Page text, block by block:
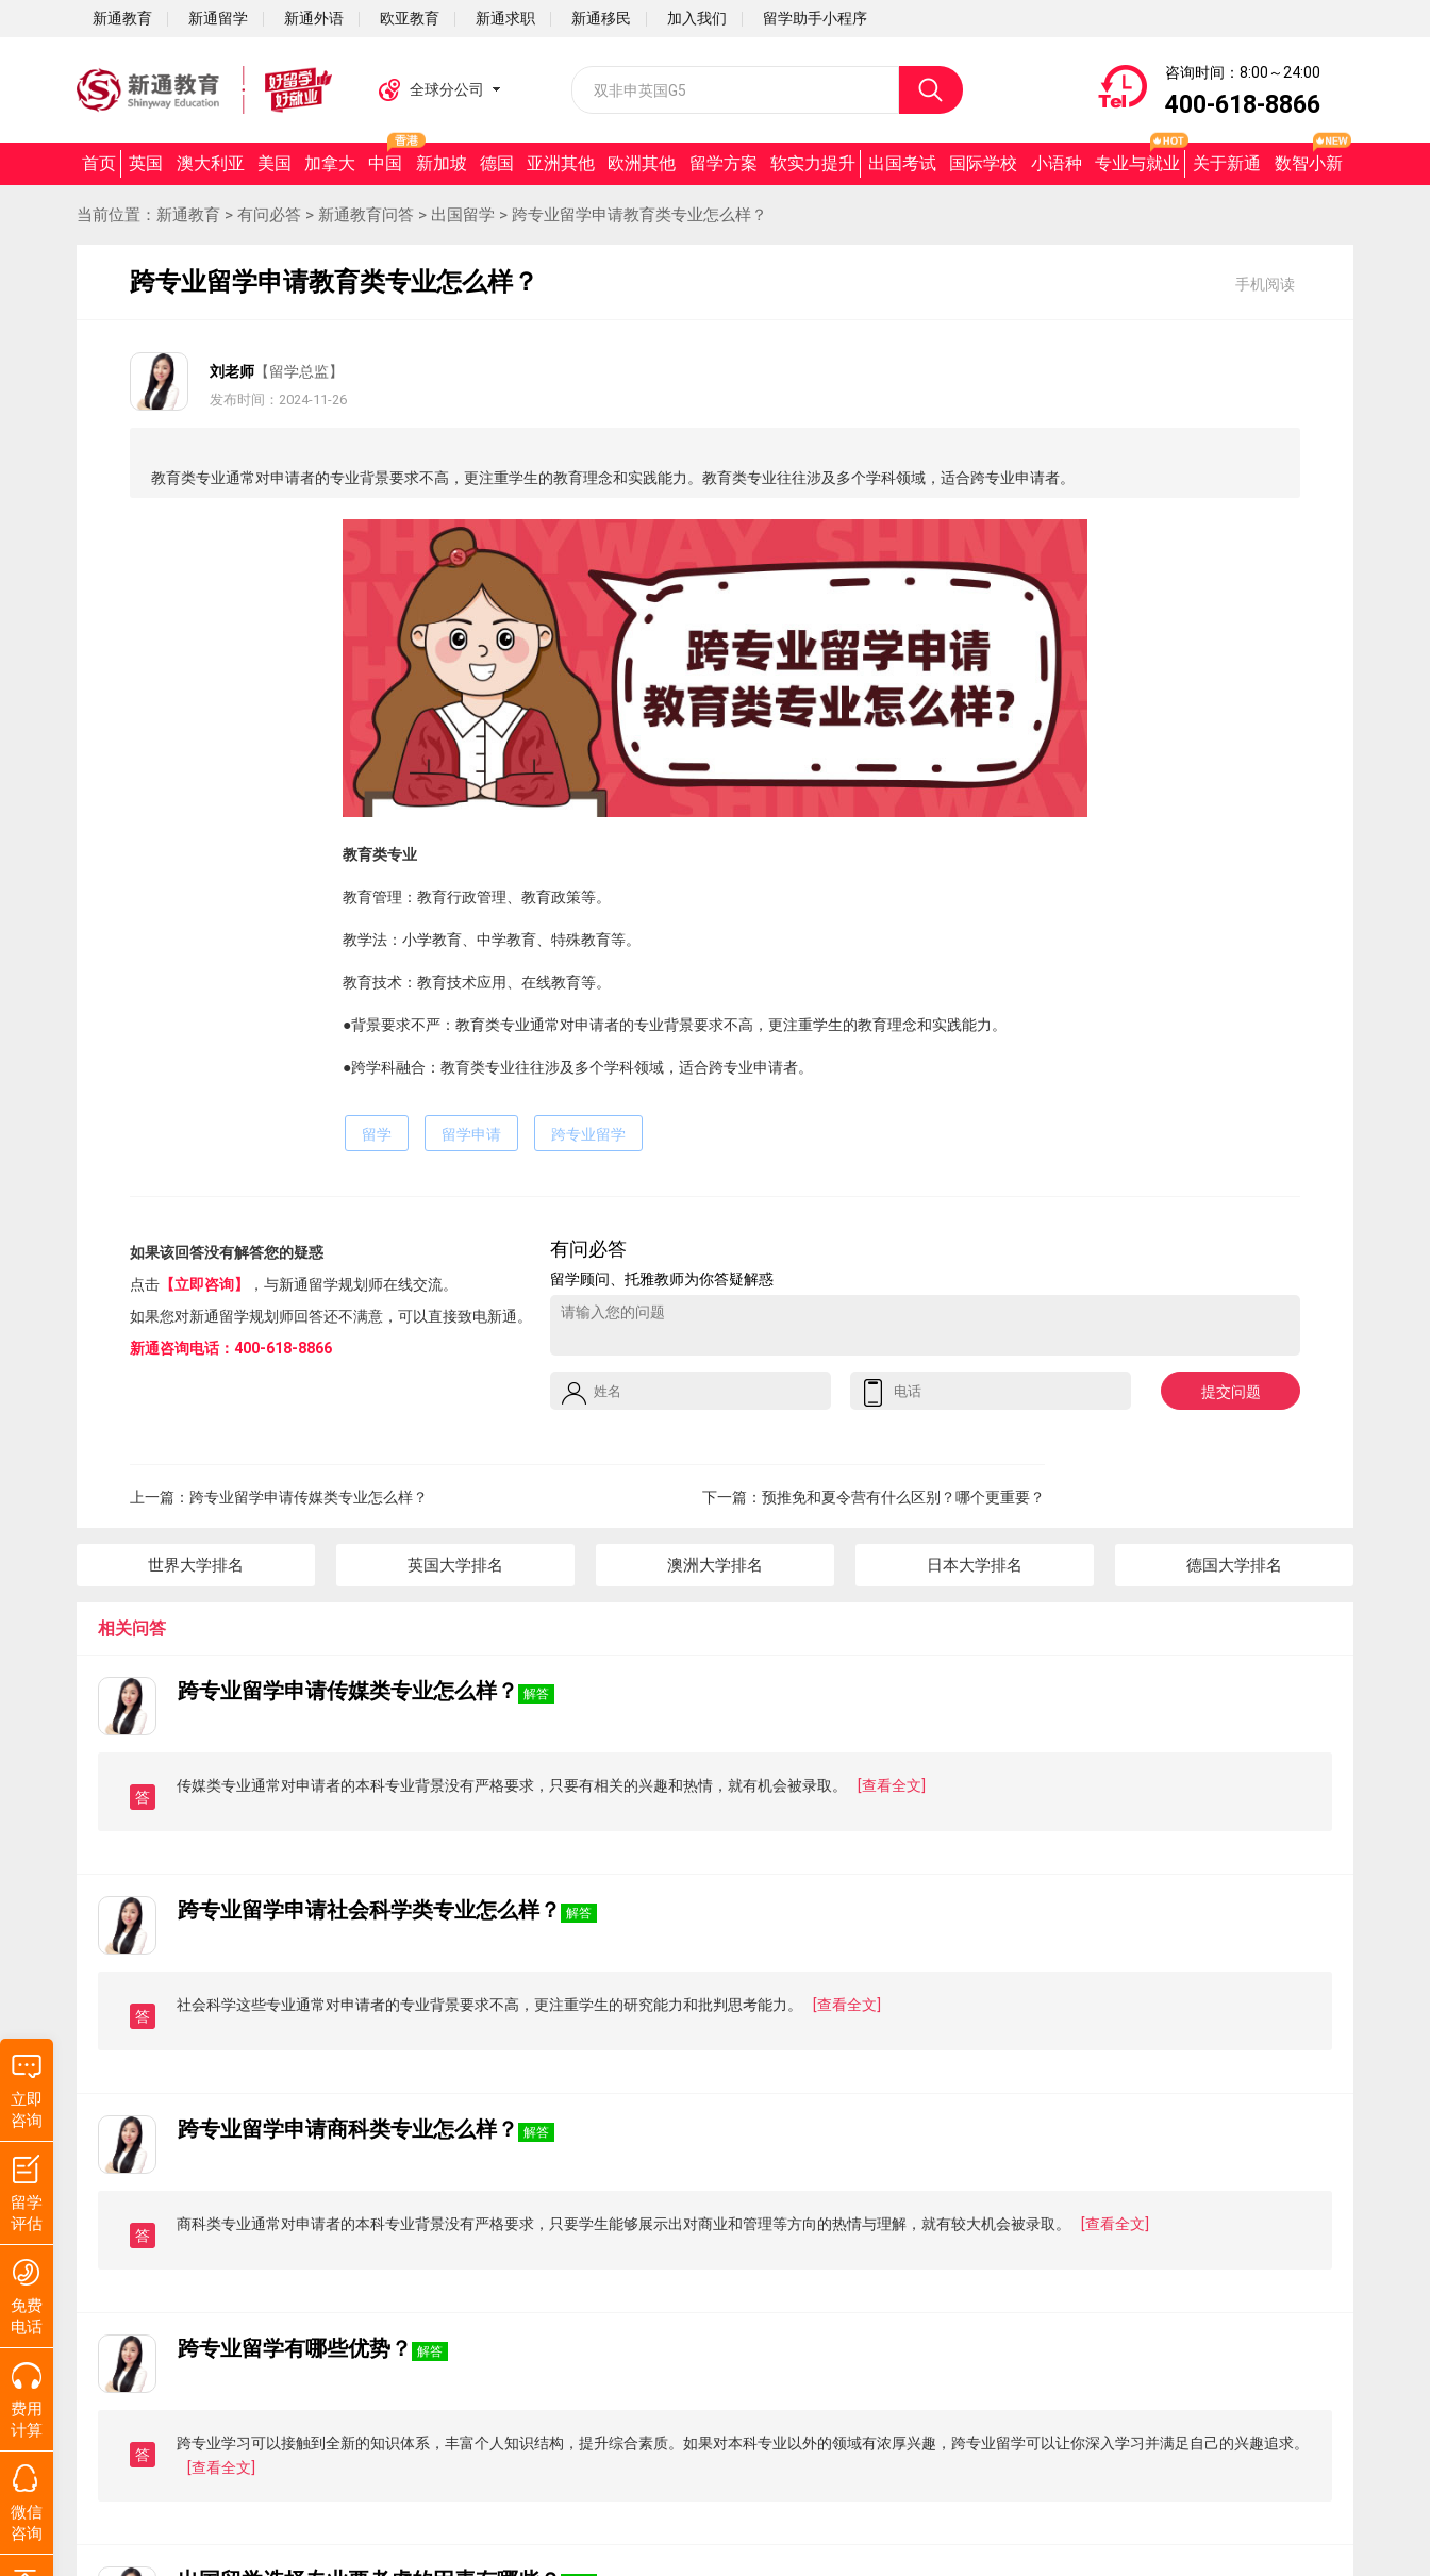
新通教育 新通留学 新通外语 欧亚教育 新通求职 新通移民 加入我们
社会招聘
留学助手小程序
全球分公司
咨询时间：8:00～24:00
400-618-8866
首页 英国 澳大利亚 美国 加拿大 中国 新加坡 德国 亚洲其他 欧洲其他 留学方案 软实力提升 出国考试 国际学校 小语种 专业与就业 关于新通 数智小新
当前位置： 新通教育 > 有问必答 > 新通教育问答 > 出国留学 > 跨专业留学申请教育类专业怎么样？
跨专业留学申请教育类专业怎么样？ 手机阅读
刘老师 【留学总监】
发布时间：2024-11-26
教育类专业通常对申请者的专业背景要求不高，更注重学生的教育理念和实践能力。教育类专业往往涉及多个学科领域，适合跨专业申请者。
教育类专业
教育管理：教育行政管理、教育政策等。
教学法：小学教育、中学教育、特殊教育等。
教育技术：教育技术应用、在线教育等。
●背景要求不严：教育类专业通常对申请者的专业背景要求不高，更注重学生的教育理念和实践能力。
●跨学科融合：教育类专业往往涉及多个学科领域，适合跨专业申请者。
留学 留学申请 跨专业留学
如果该回答没有解答您的疑惑
点击 【立即咨询】
，与新通留学规划师在线交流。
如果您对新通留学规划师回答还不满意，可以直接致电新通。
新通咨询电话：400-618-8866
有问必答
留学顾问、托雅教师为你答疑解惑
提交问题
上一篇： 跨专业留学申请传媒类专业怎么样？ 下一篇： 预推免和夏令营有什么区别？哪个更重要？
世界大学排名 英国大学排名 澳洲大学排名 日本大学排名 德国大学排名
相关问答
跨专业留学申请传媒类专业怎么样？ 解答
答
传媒类专业通常对申请者的本科专业背景没有严格要求，只要有相关的兴趣和热情，就有机会被录取。 [查看全文]
跨专业留学申请社会科学类专业怎么样？ 解答
答
社会科学这些专业通常对申请者的专业背景要求不高，更注重学生的研究能力和批判思考能力。 [查看全文]
跨专业留学申请商科类专业怎么样？ 解答
答
商科类专业通常对申请者的本科专业背景没有严格要求，只要学生能够展示出对商业和管理等方向的热情与理解，就有较大机会被录取。 [查看全文]
跨专业留学有哪些优势？ 解答
答
跨专业学习可以接触到全新的知识体系，丰富个人知识结构，提升综合素质。如果对本科专业以外的领域有浓厚兴趣，跨专业留学可以让你深入学习并满足自己的兴趣追求。
[查看全文]
立即
咨询
留学
评估
免费
电话
费用
计算
微信
咨询